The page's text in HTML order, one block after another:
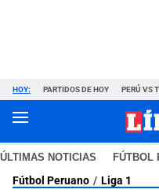
HOY: PARTIDOS DE HOY PERÚ VS
ÚLTIMAS NOTICIAS FÚTBOL
Fútbol Peruano Liga 1